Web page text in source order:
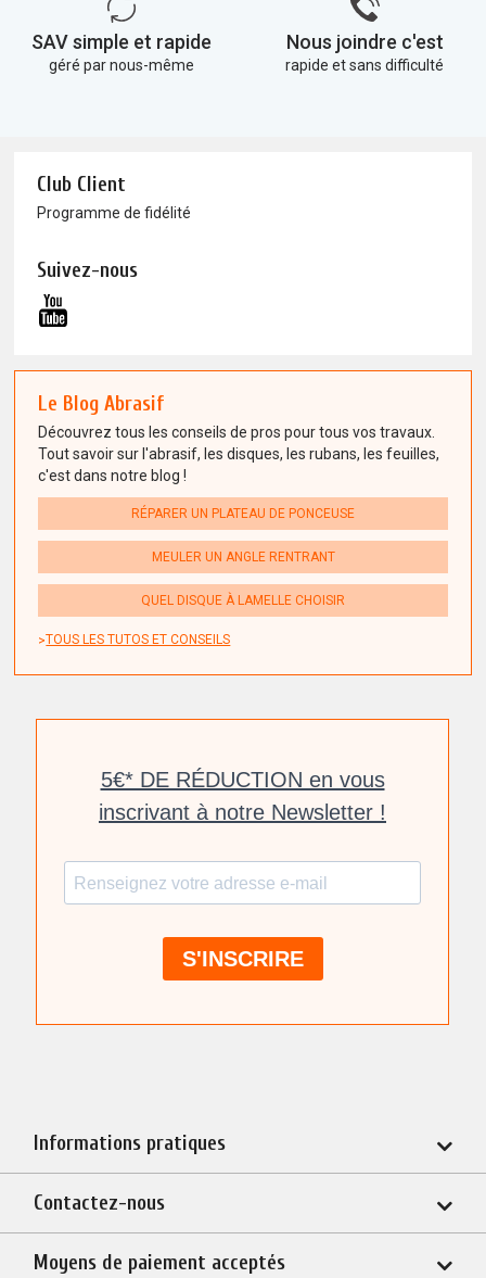
SAV simple et rapide
géré par nous-même
Nous joindre c'est
rapide et sans difficulté
Club Client
Programme de fidélité
Suivez-nous
Le Blog Abrasif
Découvrez tous les conseils de pros pour tous vos travaux.
Tout savoir sur l'abrasif, les disques, les rubans, les feuilles,
c'est dans notre blog !
RÉPARER UN PLATEAU DE PONCEUSE
MEULER UN ANGLE RENTRANT
QUEL DISQUE À LAMELLE CHOISIR
TOUS LES TUTOS ET CONSEILS
Informations pratiques
Contactez-nous
Moyens de paiement acceptés